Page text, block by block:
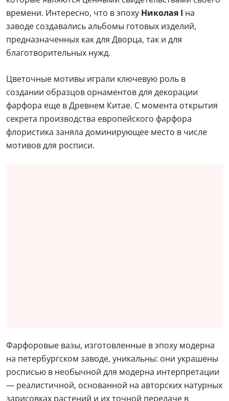
времени. Интересно, что в эпоху Николая I на
заводе создавались альбомы готовых изделий,
предназначенных как для Дворца, так и для
благотворительных нужд.
Цветочные мотивы играли ключевую роль в
создании образцов орнаментов для декорации
фарфора еще в Древнем Китае. С момента открытия
секрета производства европейского фарфора
флористика заняла доминирующее место в числе
мотивов для росписи.
Фарфоровые вазы, изготовленные в эпоху модерна
на петербургском заводе, уникальны: они украшены
росписью в необычной для модерна интерпретации
— реалистичной, основанной на авторских натурных
зарисовках растений и их точной передаче в